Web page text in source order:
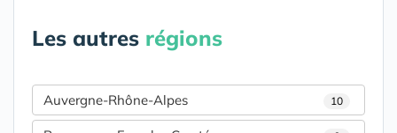
Les autres régions
Auvergne-Rhône-Alpes 10